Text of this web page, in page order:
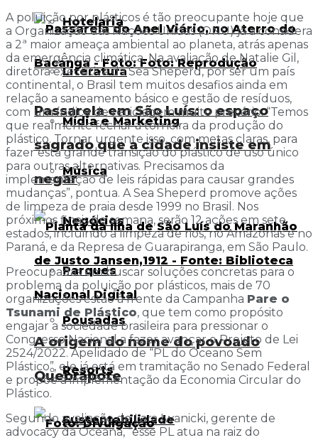
Passarela em São Luís: o espaço
sagrado que a cidade insiste em
negar
A origem do nome do povoado
Quebrapote
Hotelaria
Literatura
Mídia e Marketing
Música
Negócios
Parques
Pousadas
Resorts
Sustentabilidade
A poluição por plásticos é tão preocupante hoje que
a Organização das Nações Unidas (ONU) já a considera
a 2ª maior ameaça ambiental ao planeta, atrás apenas
da emergência climática. Na avaliação de Natalie Gil,
diretora executiva da Sea Sheperd, por ser um país
continental, o Brasil tem muitos desafios ainda em
relação a saneamento básico e gestão de resíduos,
com um índice de reciclagem muito precário. “Temos
que realmente fechar a torneira da produção do
plástico. Tornar urgente isso, com metas claras, para
fazer esta grande transição do plástico de uso único
para outras alternativas. Precisamos da
implementação de leis rápidas para causar grandes
mudanças”, pontua. A Sea Sheperd promove ações
de limpeza de praia desde 1999 no Brasil. Nos
próximos finais de semana, serão 12 ações em sete
estados, incluindo a limpeza de rios, no Amazonas e no
Paraná, e da Represa de Guarapiranga, em São Paulo.
Preocupadas em buscar soluções concretas para o
problema da poluição por plásticos, mais de 70
organizações estão à frente da Campanha Pare o
Tsunami de Plástico, que tem como propósito
engajar a sociedade brasileira para pressionar o
Congresso Nacional a fazer avançar o Projeto de Lei
2524/2022. Apelidado de “PL do Oceano Sem
Plástico”, ele já está em tramitação no Senado Federal
e propõe a implementação da Economia Circular do
Plástico.
Segundo avaliação de Lara Iwanicki, gerente de
advocacy da Oceana, “esse PL atua na raiz do